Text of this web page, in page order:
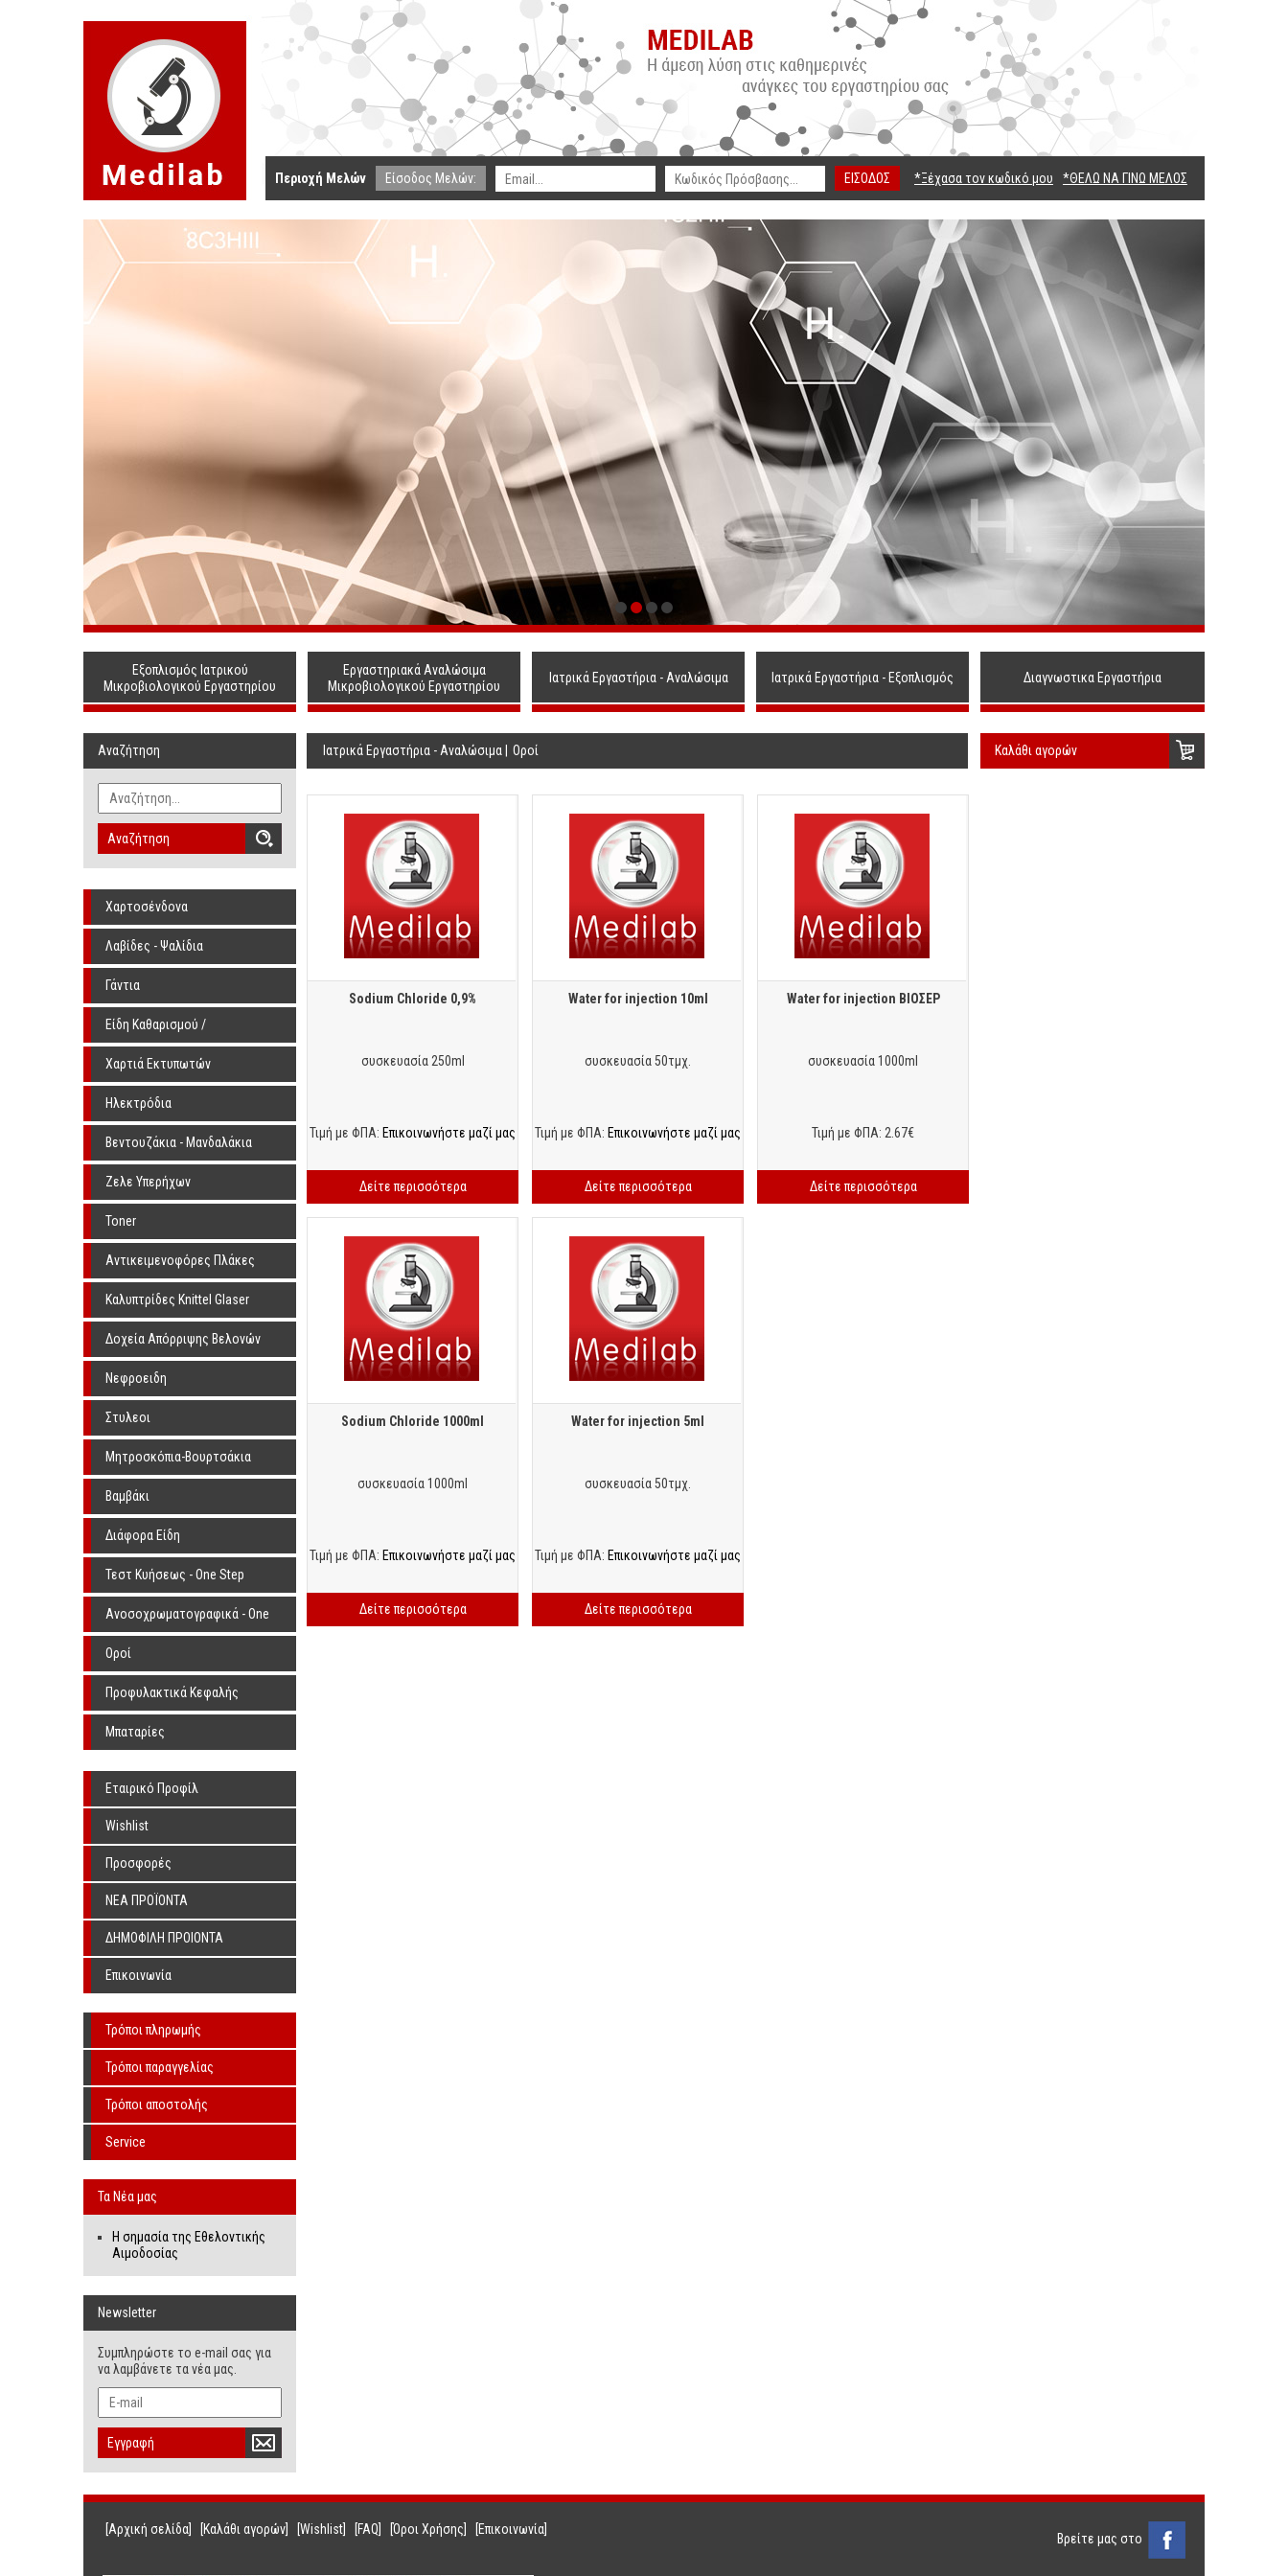
Περιοχή Μελών Είσοδος Μελών: ΕΙΣΟΔΟΣ *Ξέχασα τον κωδικό μου *ΘΕΛΩ ΝΑ ΓΙΝΩ ΜΕΛΟΣ
Εξοπλισμός Ιατρικού
Μικροβιολογικού Εργαστηρίου
Εργαστηριακά Αναλώσιμα
Μικροβιολογικού Εργαστηρίου
Ιατρικά Εργαστήρια - Αναλώσιμα Ιατρικά Εργαστήρια - Εξοπλισμός Διαγνωστικα Εργαστήρια
Ιατρικά Εργαστήρια - Αναλώσιμα Οροί
Sodium Chloride 0,9%
συσκευασία 250ml
Τιμή με ΦΠΑ: Επικοινωνήστε μαζί μας
Δείτε περισσότερα
Water for injection 10ml
συσκευασία 50τμχ.
Τιμή με ΦΠΑ: Επικοινωνήστε μαζί μας
Δείτε περισσότερα
Water for injection ΒΙΟΣΕΡ
συσκευασία 1000ml
Τιμή με ΦΠΑ: 2.67€
Δείτε περισσότερα
Sodium Chloride 1000ml
συσκευασία 1000ml
Τιμή με ΦΠΑ: Επικοινωνήστε μαζί μας
Δείτε περισσότερα
Water for injection 5ml
συσκευασία 50τμχ.
Τιμή με ΦΠΑ: Επικοινωνήστε μαζί μας
Δείτε περισσότερα
Καλάθι αγορών
Αναζήτηση
Αναζήτηση
Χαρτοσένδονα
Λαβίδες - Ψαλίδια
Γάντια
Είδη Καθαρισμού /
Αποστείρωσης
Χαρτιά Εκτυπωτών
Ηλεκτρόδια
Βεντουζάκια - Μανδαλάκια
Ζελε Υπερήχων
Toner
Αντικειμενοφόρες Πλάκες
Knittel Glaser
Καλυπτρίδες Knittel Glaser
Δοχεία Απόρριψης Βελονών
Νεφροειδη
Στυλεοι
Μητροσκόπια-Βουρτσάκια
Βαμβάκι
Διάφορα Είδη
Τεστ Κυήσεως - One Step
Ανοσοχρωματογραφικά - One
Step
Οροί
Προφυλακτικά Κεφαλής
Υπερήχων Χωρίς Λιπαντικό
Μπαταρίες
Εταιρικό Προφίλ
Wishlist
Προσφορές
ΝΕΑ ΠΡΟΪΟΝΤΑ
ΔΗΜΟΦΙΛΗ ΠΡΟΙΟΝΤΑ
Επικοινωνία
Τρόποι πληρωμής
Τρόποι παραγγελίας
Τρόποι αποστολής
Service
Τα Νέα μας
Η σημασία της Εθελοντικής
Αιμοδοσίας
Newsletter
Συμπληρώστε το e-mail σας για
να λαμβάνετε τα νέα μας.
Εγγραφή
[Αρχική σελίδα] [Καλάθι αγορών] [Wishlist] [FAQ] [Όροι Χρήσης] [Επικοινωνία]
Βρείτε μας στο